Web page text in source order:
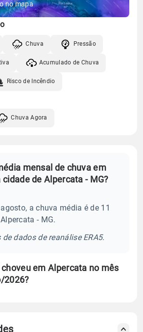
no mapa
Chuva Pressão
Acumulado de Chuva
Risco de Incêndio
Chuva Agora
mensal de chuva em
cidade de Alpercata - MG?
a chuva média é de 11
- MG.
dados de reanálise ERA5.
choveu em Alpercata no mês
2026?